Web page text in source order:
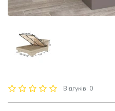
Відгуків: 0